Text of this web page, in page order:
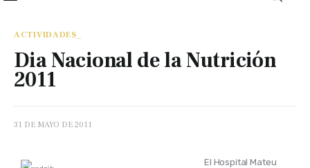
COLEGIADOS
EMPLEO
ACTIVIDADES_
Dia Nacional de la Nutrición
2011
31 DE MAYO DE 2011
El Hospital Mateu